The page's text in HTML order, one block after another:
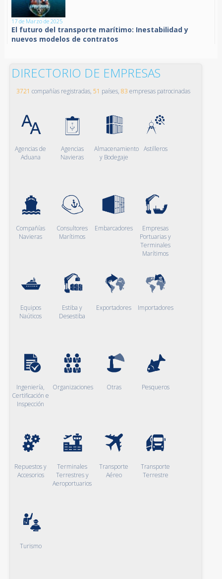
17 de Marzo de 2025
El futuro del transporte marítimo: Inestabilidad y
nuevos modelos de contratos
DIRECTORIO DE EMPRESAS
3721 compañías registradas, 51 países, 83 empresas patrocinadas
Agencias de
Aduana
Agencias
Navieras
Almacenamiento
y Bodegaje
Astilleros
Compañías
Navieras
Consultores
Marítimos
Embarcadores
Empresas
Portuarias y
Terminales
Marítimos
Equipos
Naúticos
Estiba y
Desestiba
Exportadores Importadores
Ingeniería,
Certificación e
Inspección
Organizaciones Otras Pesqueros
Repuestos y
Accesorios
Terminales
Terrestres y
Aeroportuarios
Transporte
Aéreo
Transporte
Terrestre
Turismo